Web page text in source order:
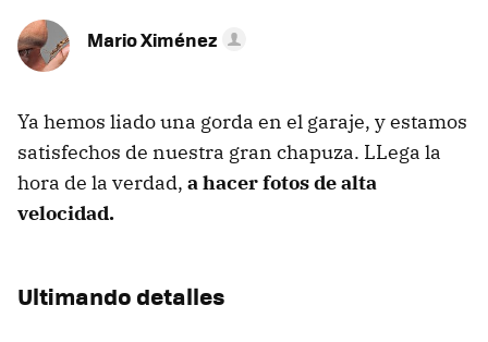
Mario Ximénez
Ya hemos liado una gorda en el garaje, y estamos
satisfechos de nuestra gran chapuza. LLega la
hora de la verdad, a hacer fotos de alta
velocidad.
Ultimando detalles